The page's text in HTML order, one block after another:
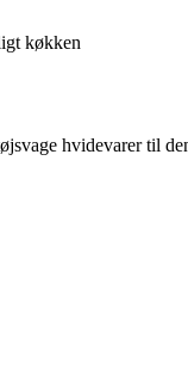
køkken
hvidevarer til